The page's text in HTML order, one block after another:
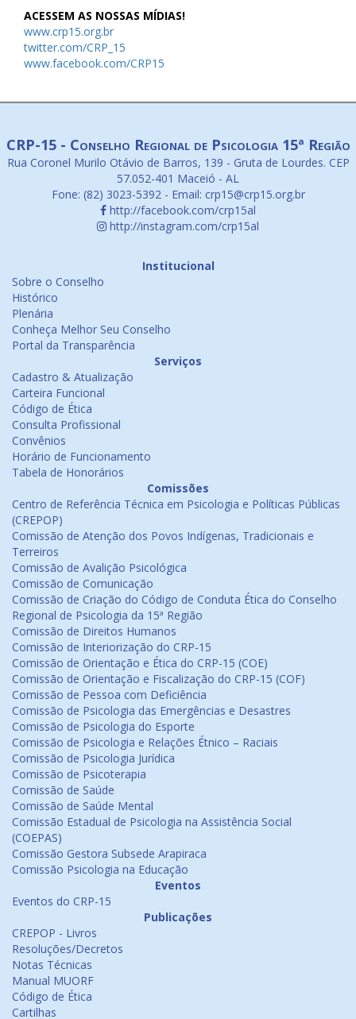
ACESSEM AS NOSSAS MÍDIAS!
www.crp15.org.br
twitter.com/CRP_15
www.facebook.com/CRP15
CRP-15 - Conselho Regional de Psicologia 15ª Região
Rua Coronel Murilo Otávio de Barros, 139 - Gruta de Lourdes. CEP
57.052-401 Maceió - AL
Fone: (82) 3023-5392 - Email: crp15@crp15.org.br
http://facebook.com/crp15al
http://instagram.com/crp15al
Institucional
Sobre o Conselho
Histórico
Plenária
Conheça Melhor Seu Conselho
Portal da Transparência
Serviços
Cadastro & Atualização
Carteira Funcional
Código de Ética
Consulta Profissional
Convênios
Horário de Funcionamento
Tabela de Honorários
Comissões
Centro de Referência Técnica em Psicologia e Políticas Públicas
(CREPOP)
Comissão de Atenção dos Povos Indígenas, Tradicionais e
Terreiros
Comissão de Avalição Psicológica
Comissão de Comunicação
Comissão de Criação do Código de Conduta Ética do Conselho
Regional de Psicologia da 15ª Região
Comissão de Direitos Humanos
Comissão de Interiorização do CRP-15
Comissão de Orientação e Ética do CRP-15 (COE)
Comissão de Orientação e Fiscalização do CRP-15 (COF)
Comissão de Pessoa com Deficiência
Comissão de Psicologia das Emergências e Desastres
Comissão de Psicologia do Esporte
Comissão de Psicologia e Relações Étnico – Raciais
Comissão de Psicologia Jurídica
Comissão de Psicoterapia
Comissão de Saúde
Comissão de Saúde Mental
Comissão Estadual de Psicologia na Assistência Social
(COEPAS)
Comissão Gestora Subsede Arapiraca
Comissão Psicologia na Educação
Eventos
Eventos do CRP-15
Publicações
CREPOP - Livros
Resoluções/Decretos
Notas Técnicas
Manual MUORF
Código de Ética
Cartilhas